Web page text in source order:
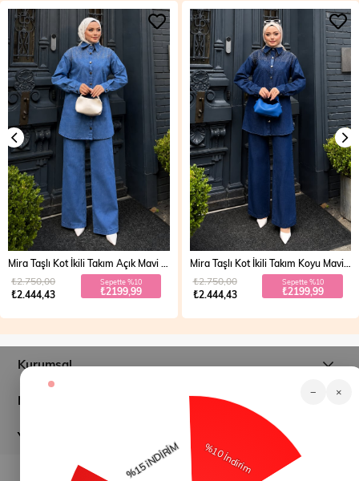
₺2.444,43
₺2.750,00 Sepette %10
₺2199,99
Mira Taşlı Kot İkili Takım Koyu Mavi 19286
₺2.444,43
₺2.750,00 Sepette %10
₺2199,99
Kurumsal
Müşteri İlişkileri
Yardım
− ×